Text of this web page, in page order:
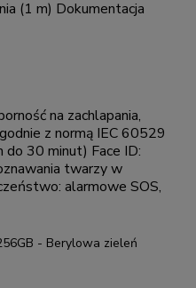
(1 m) Dokumentacja
na zachlapania,
z normą IEC 60529
do 30 minut) Face ID:
twarzy w
alarmowe SOS,
- Berylowa zieleń